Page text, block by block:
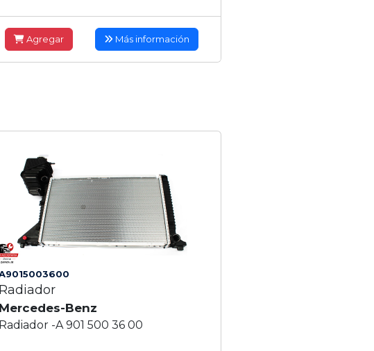
Agregar Más información
Radiador
Mercedes-Benz
Radiador -A 901 500 36 00